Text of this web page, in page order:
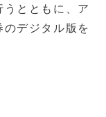
うとともに、ア
デジタル版を